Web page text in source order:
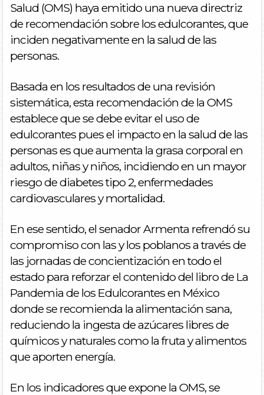
Salud (OMS) haya emitido una nueva directriz
de recomendación sobre los edulcorantes, que
inciden negativamente en la salud de las
personas.
Basada en los resultados de una revisión
sistemática, esta recomendación de la OMS
establece que se debe evitar el uso de
edulcorantes pues el impacto en la salud de las
personas es que aumenta la grasa corporal en
adultos, niñas y niños, incidiendo en un mayor
riesgo de diabetes tipo 2, enfermedades
cardiovasculares y mortalidad.
En ese sentido, el senador Armenta refrendó su
compromiso con las y los poblanos a través de
las jornadas de concientización en todo el
estado para reforzar el contenido del libro de La
Pandemia de los Edulcorantes en México
donde se recomienda la alimentación sana,
reduciendo la ingesta de azúcares libres de
químicos y naturales como la fruta y alimentos
que aporten energía.
En los indicadores que expone la OMS, se